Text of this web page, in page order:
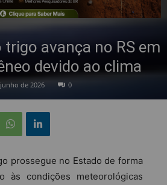
trigo avança no RS em
devido ao clima
de 2026 0
prossegue no Estado de forma
às condições meteorológicas